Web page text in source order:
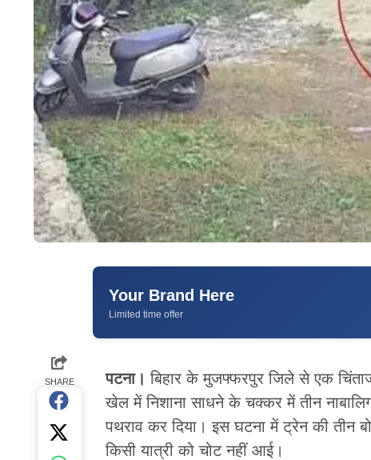
Your Brand Here
Limited time offer
SHARE पटना।बिहार के मुजफ्फरपुर जिले से एक
खेल में निशाना साधने के चक्कर में तीन
पथराव कर दिया। इस घटना में ट्रेन की तीन
किसी यात्री को चोट नहीं आई।